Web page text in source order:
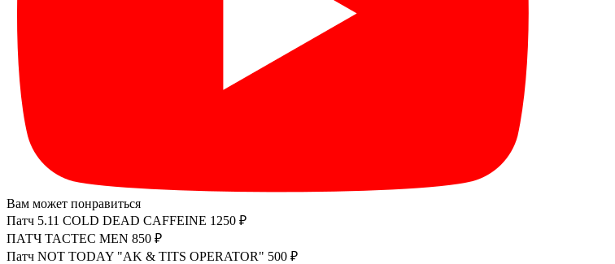
Вам может понравиться
Патч 5.11 COLD DEAD CAFFEINE 1250 ₽
ПАТЧ TACTEC MEN 850 ₽
Патч NOT TODAY "AK & TITS OPERATOR" 500 ₽